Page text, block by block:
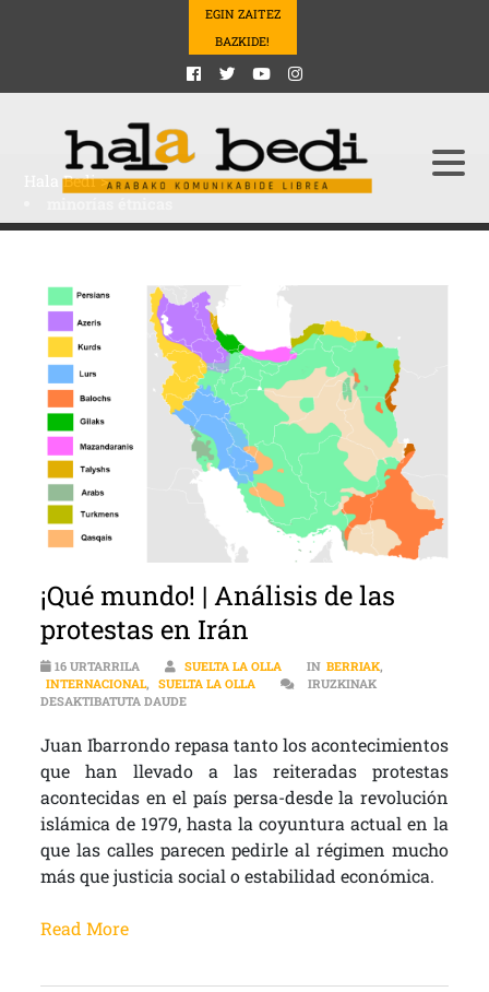
EGIN ZAITEZ
BAZKIDE!
Hala Bedi>
¡Qué mundo! | Análisis de las
protestas en Irán
16 URTARRILA SUELTA LA OLLA IN BERRIAK,
INTERNACIONAL, SUELTA LA OLLA
IRUZKINAK
DESAKTIBATUTA DAUDE¡QUÉ MUNDO! | ANÁLISIS DE LAS PROTESTAS EN
Juan Ibarrondo repasa tanto los acontecimientos
que han llevado a las reiteradas protestas
acontecidas en el país persa-desde la revolución
islámica de 1979, hasta la coyuntura actual en la
que las calles parecen pedirle al régimen mucho
más que justicia social o estabilidad económica.
Read More